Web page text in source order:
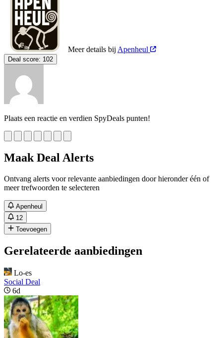
Meer details bij Apenheul
Deal score: 102
Plaats een reactie en verdien SpyDeals punten!
Maak Deal Alerts
Ontvang alerts voor relevante aanbiedingen door hieronder één of
meer trefwoorden te selecteren
Apenheul
12
Toevoegen
Gerelateerde aanbiedingen
Lo-es
Social Deal
6d